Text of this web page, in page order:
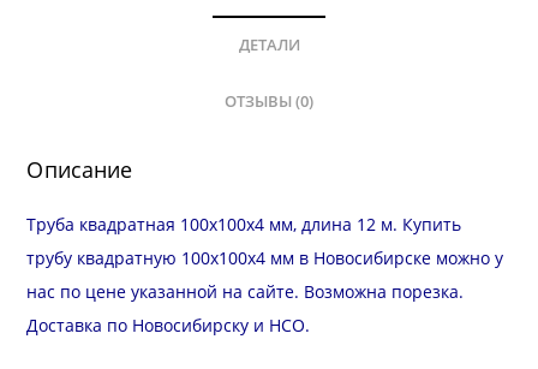
ДЕТАЛИ
ОТЗЫВЫ (0)
Описание
Труба квадратная 100х100х4 мм, длина 12 м. Купить
трубу квадратную 100х100х4 мм в Новосибирске можно у
нас по цене указанной на сайте. Возможна порезка.
Доставка по Новосибирску и НСО.